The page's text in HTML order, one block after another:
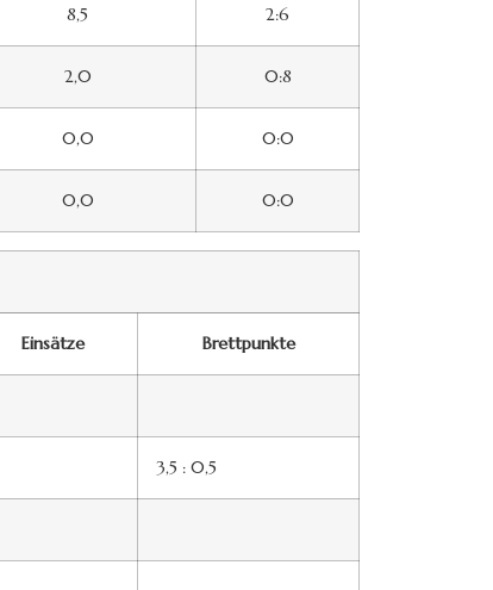
8,5 2:6
2,0 0:8
0,0 0:0
0,0 0:0
Einsätze Brettpunkte
3,5 : 0,5